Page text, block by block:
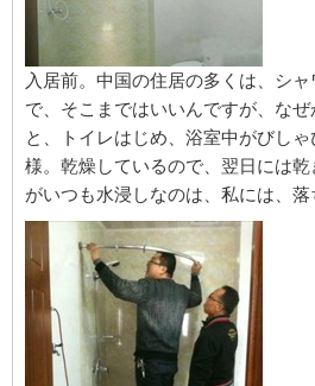
入居前。中国の住居の多くは、シ
で、そこまではいいんですが、な
と、トイレはじめ、浴室中がびし
様。乾燥しているので、翌日には
がいつも水浸しなのは、私には、落